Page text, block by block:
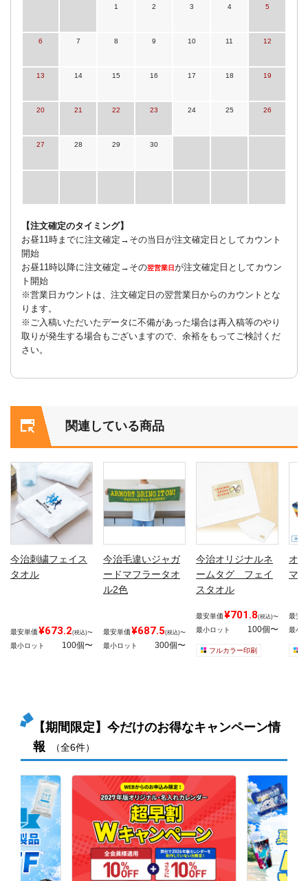
1 2 3 4 5
6 7 8 9 10 11 12
13 14 15 16 17 18 19
20 21 22 23 24 25 26
27 28 29 30
【注文確定のタイミング】
お昼11時までに注文確定→その当日が注文確定日としてカウント
開始
お昼11時以降に注文確定→その翌営業日が注文確定日としてカウン
ト開始
※営業日カウントは、注文確定日の翌営業日からのカウントとな
ります。
※ご入稿いただいたデータに不備があった場合は再入稿等のやり
取りが発生する場合もございますので、余裕をもってご検討くだ
さい。
関連している商品
今治刺繍フェイス
タオル
最安単価¥673.2(税込)〜
最小ロット 100個〜
今治毛違いジャガ
ードマフラータオ
ル2色
最安単価¥687.5(税込)〜
最小ロット 300個〜
今治オリジナルネ
ームタグ フェイ
スタオル
最安単価¥701.8(税込)〜
最小ロット 100個〜
フルカラー印刷
オ
マ
最安
最小
【期間限定】今だけのお得なキャンペーン情
報
（全6件）